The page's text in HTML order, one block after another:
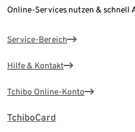
Online-Services nutzen & schnell
Service-Bereich
Hilfe & Kontakt
Tchibo Online-Konto
TchiboCard